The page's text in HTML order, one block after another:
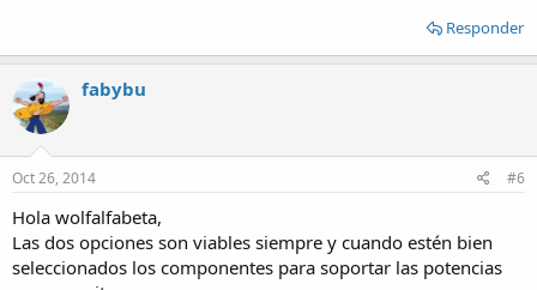
Responder
fabybu
Oct 26, 2014 #6
Hola wolfalfabeta,
Las dos opciones son viables siempre y cuando estén bien
seleccionados los componentes para soportar las potencias